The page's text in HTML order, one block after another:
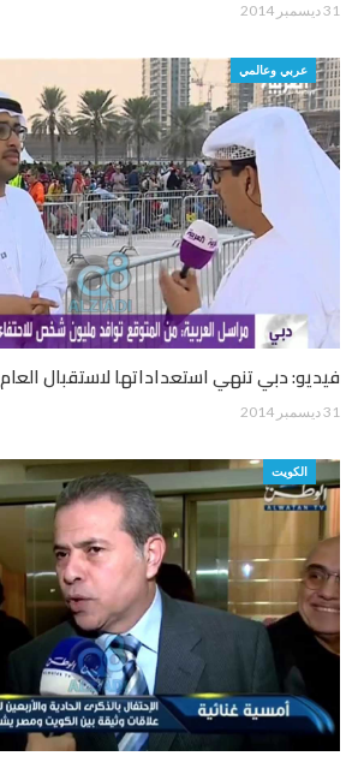
31 ديسمبر 2014
عربي وعالمي
فيديو: دبي تنهي استعداداتها لاستقبال
31 ديسمبر 2014
الكويت